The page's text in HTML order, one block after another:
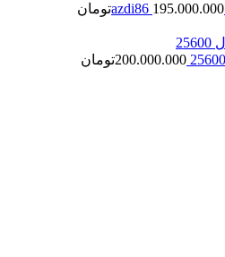
195.000.000
تومان
200.000.000تومان